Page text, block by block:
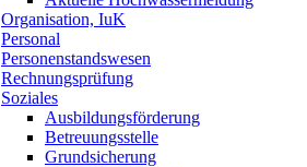
Organisation, IuK
Personal
Personenstandswesen
Rechnungsprüfung
Soziales
Ausbildungsförderung
Betreuungsstelle
Grundsicherung